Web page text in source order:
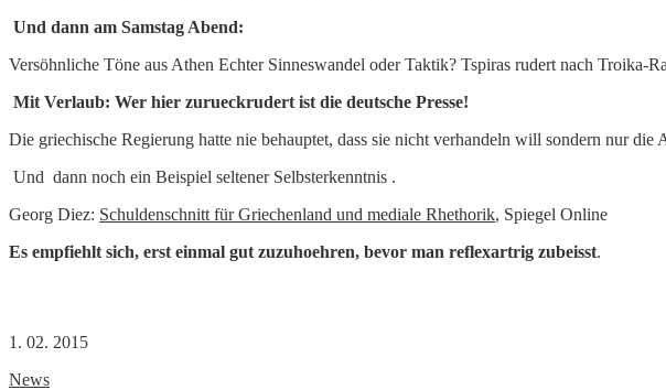
Und dann am Samstag Abend:
Versöhnliche Töne aus Athen Echter Sinneswandel oder Taktik? Tspiras rudert nach Troika-
Mit Verlaub: Wer hier zurueckrudert ist die deutsche Presse!
Die griechische Regierung hatte nie behauptet, dass sie nicht verhandeln will sondern nur die
Und dann noch ein Beispiel seltener Selbsterkenntnis .
Georg Diez: Schuldenschnitt für Griechenland und mediale Rhethorik, Spiegel Online
Es empfiehlt sich, erst einmal gut zuzuhoehren, bevor man reflexartrig zubeisst.
1. 02. 2015
News